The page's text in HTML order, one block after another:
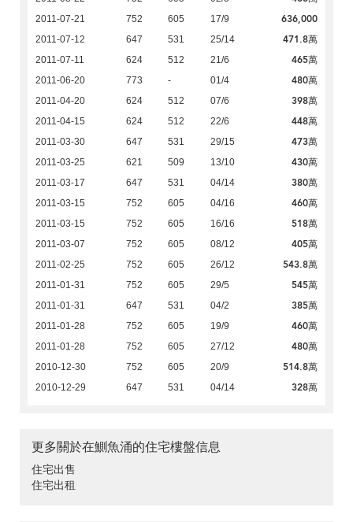
2011-07-21 752 605 17/9 636,000
2011-07-12 647 531 25/14 471.8萬
2011-07-11 624 512 21/6 465萬
2011-06-20 773 - 01/4 480萬
2011-04-20 624 512 07/6 398萬
2011-04-15 624 512 22/6 448萬
2011-03-30 647 531 29/15 473萬
2011-03-25 621 509 13/10 430萬
2011-03-17 647 531 04/14 380萬
2011-03-15 752 605 04/16 460萬
2011-03-15 752 605 16/16 518萬
2011-03-07 752 605 08/12 405萬
2011-02-25 752 605 26/12 543.8萬
2011-01-31 752 605 29/5 545萬
2011-01-31 647 531 04/2 385萬
2011-01-28 752 605 19/9 460萬
2011-01-28 752 605 27/12 480萬
2010-12-30 752 605 20/9 514.8萬
2010-12-29 647 531 04/14 328萬
更多關於在鰂魚涌的住宅樓盤信息
住宅出售
住宅出租